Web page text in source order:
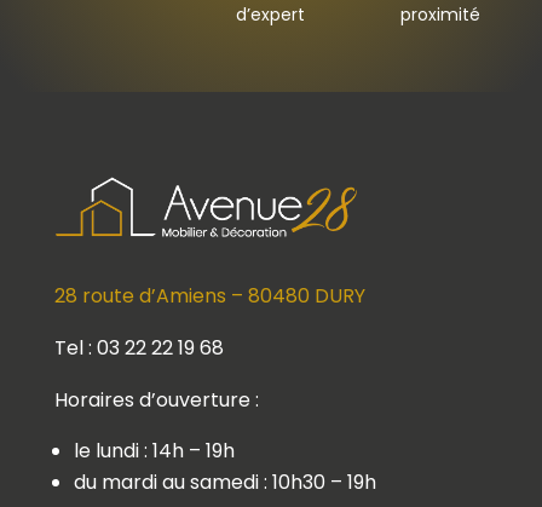
d’expert
proximité
28 route d’Amiens – 80480 DURY
Tel : 03 22 22 19 68
Horaires d’ouverture :
le lundi : 14h – 19h
du mardi au samedi : 10h30 – 19h